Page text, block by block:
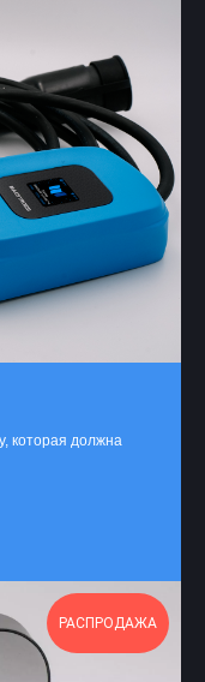
которая должна
РАСПРОДАЖА